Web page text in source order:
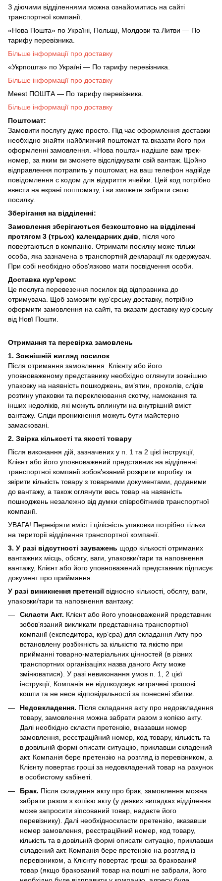
З діючими відділеннями можна ознайомитись на сайті
транспортної компанії.
«Нова Пошта» по Україні, Польщі, Молдови та Литви — По
тарифу перевізника.
Більше інформації про доставку
«Укрпошта» по Україні — По тарифу перевізника.
Більше інформації про доставку
Meest ПОШТА — По тарифу перевізника.
Більше інформації про доставку
Поштомат:
Замовити послугу дуже просто. Під час оформлення доставки
необхідно знайти найближчий поштомат та вказати його при
оформленні замовлення. «Нова пошта» надішле вам трек-
номер, за яким ви зможете відслідкувати свій вантаж. Щойно
відправлення потрапить у поштомат, на ваш телефон надійде
повідомлення с кодом для відкриття ячейки. Цей код потрібно
ввести на екрані поштомату, і ви зможете забрати свою
посилку.
Зберігання на відділенні:
Замовлення зберігаються безкоштовно на відділенні
протягом 3 (трьох) календарних днів , після чого
повертаються в компанію. Отримати посилку може тільки
особа, яка зазначена в транспортній декларації як одержувач.
При собі необхідно обов'язково мати посвідчення особи.
Доставка кур'єром:
Це послуга перевезення посилок від відправника до
отримувача. Щоб замовити кур'єрську доставку, потрібно
оформити замовлення на сайті, та вказати доставку кур'єрську
від Новї Пошти.
Отримання та перевірка замовлень
1. Зовнішній вигляд посилок
Після отримання замовлення Клієнту або його
уповноваженому представнику необхідно оглянути зовнішню
упаковку на наявність пошкоджень, вм’ятин, проколів, слідів
розтину упаковки та переклеювання скотчу, намокання та
інших недоліків, які можуть вплинути на внутрішній вміст
вантажу. Сліди проникнення можуть бути майстерно
замасковані.
2. Звірка кількості та якості товару
Після виконання дій, зазначених у п. 1 та 2 цієї інструкції,
Клієнт або його уповноважений представник на відділенні
транспортної компанії зобов’язаний розкрити коробку та
звірити кількість товару з товарними документами, доданими
до вантажу, а також оглянути весь товар на наявність
пошкоджень незалежно від думки співробітників транспортної
компанії.
УВАГА! Перевіряти вміст і цілісність упаковки потрібно тільки
на території відділення транспортної компанії.
3. У разі відсутності зауважень щодо кількості отриманих
вантажних місць, обсягу, ваги, упаковки/тари та наповнення
вантажу, Клієнт або його уповноважений представник підписує
документ про приймання.
У разі виникнення претензіївідносно кількості, обсягу, ваги,
упаковки/тари та наповнення вантажу:
Скласти Акт. Клієнт або його уповноважений представник
зобов’язаний викликати представника транспортної
компанії (експедитора, кур’єра) для складання Акту про
встановлену розбіжність за кількістю та якістю при
прийманні товарно-матеріальних цінностей (в різних
транспортних організаціях назва даного Акту може
змінюватися). У разі невиконання умов п. 1, 2 цієї
інструкції, Компанія не відшкодовує витрачені грошові
кошти та не несе відповідальності за понесені збитки.
Недовкладення. Після складання акту про недовкладення
товару, замовлення можна забрати разом з копією акту.
Далі необхідно скласти претензію, вказавши номер
замовлення, реєстраційний номер, код товару, кількість та
в довільній формі описати ситуацію, приклавши складений
акт. Компанія бере претензію на розгляд із перевізником, а
Клієнту повертає гроші за недовкладений товар на рахунок
в особистому кабінеті.
Брак. Після складання акту про брак, замовлення можна
забрати разом з копією акту (у деяких випадках відділення
може запросити зіпсований товар, надаєте його
перевізнику). Далі необхідноскласти претензію, вказавши
номер замовлення, реєстраційний номер, код товару,
кількість та в довільній формі описати ситуацію, приклавши
складений акт. Компанія бере претензію на розгляд із
перевізником, а Клієнту повертає гроші за бракований
товар (якщо бракований товар на пошті не забрали, його